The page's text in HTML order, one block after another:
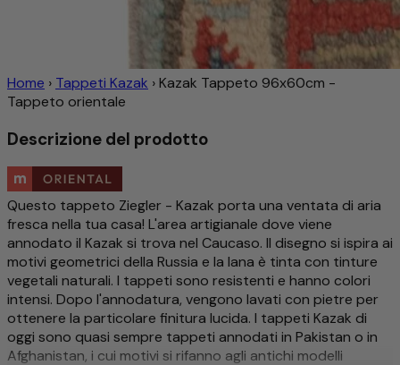
Home › Tappeti Kazak ›Kazak Tappeto 96x60cm -
Tappeto orientale
Descrizione del prodotto
Questo tappeto Ziegler - Kazak porta una ventata di aria
fresca nella tua casa! L'area artigianale dove viene
annodato il Kazak si trova nel Caucaso. Il disegno si ispira ai
motivi geometrici della Russia e la lana è tinta con tinture
vegetali naturali. I tappeti sono resistenti e hanno colori
intensi. Dopo l'annodatura, vengono lavati con pietre per
ottenere la particolare finitura lucida. I tappeti Kazak di
oggi sono quasi sempre tappeti annodati in Pakistan o in
Afghanistan, i cui motivi si rifanno agli antichi modelli